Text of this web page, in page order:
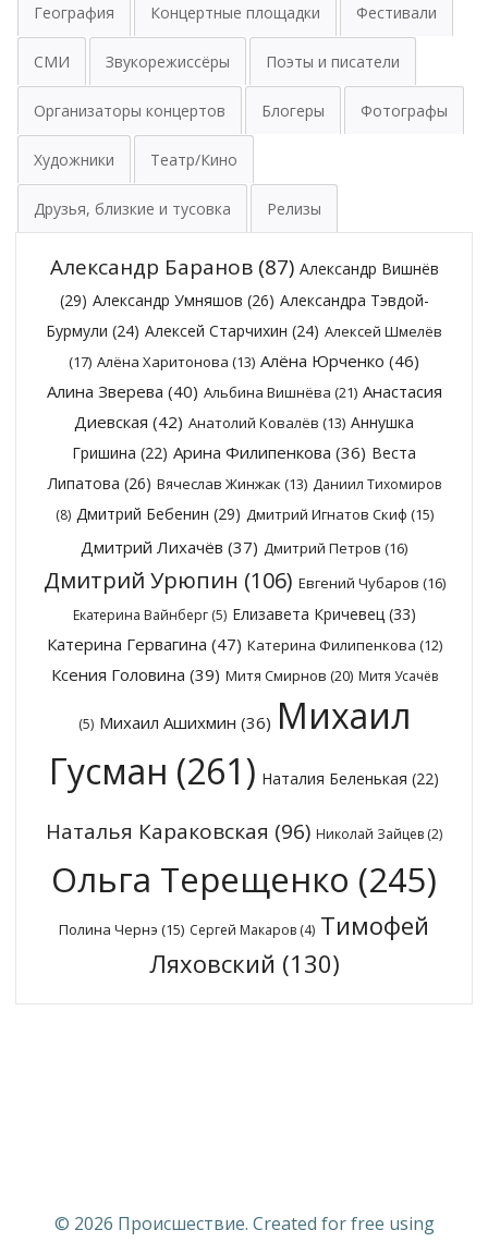
География Концертные площадки Фестивали
СМИ Звукорежиссёры Поэты и писатели
Организаторы концертов Блогеры Фотографы
Художники Театр/Кино
Друзья, близкие и тусовка Релизы
Александр Баранов(87) Александр Вишнёв
(29) Александр Умняшов (26) Александра Тэвдой-
Бурмули (24) Алексей Старчихин (24) Алексей Шмелёв
(17) Алёна Харитонова (13) Алёна Юрченко (46)
Алина Зверева (40) Альбина Вишнёва (21) Анастасия
Диевская (42) Анатолий Ковалёв (13) Аннушка
Гришина (22) Арина Филипенкова (36) Веста
Липатова (26) Вячеслав Жинжак (13) Даниил Тихомиров
(8) Дмитрий Бебенин (29) Дмитрий Игнатов Скиф (15)
Дмитрий Лихачёв (37) Дмитрий Петров (16)
Дмитрий Урюпин (106) Евгений Чубаров (16)
Екатерина Вайнберг(5) Елизавета Кричевец(33)
Катерина Гервагина (47) Катерина Филипенкова (12)
Ксения Головина (39) Митя Смирнов (20) Митя Усачёв
(5) Михаил Ашихмин (36) Михаил
Гусман (261) Наталия Беленькая (22)
Наталья Караковская (96) Николай Зайцев (2)
Ольга Терещенко (245)
Полина Чернэ (15) Сергей Макаров (4) Тимофей
Ляховский (130)
© 2026 Происшествие. Created for free using